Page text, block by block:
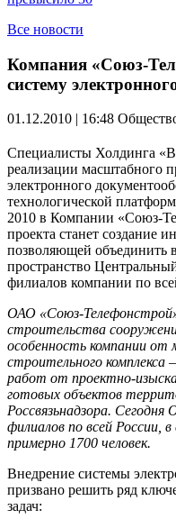
Все новости
Компания «Союз-
систему
01.12.2010 | 16:48
Специалисты Холдинга
реализации масштабного
электронного
технологической
2010 в Компании «Союз-
проекта станет создание
позволяющей объединить
пространство
филиалов компании по
ОАО «Союз-
строительства
особенность компании от
строительного комплекса
работ от проектно-
готовых объектов
Россвязьнадзора.
филиалов по всей России,
примерно 1700 человек.
Внедрение системы
призвано решить ряд
задач: